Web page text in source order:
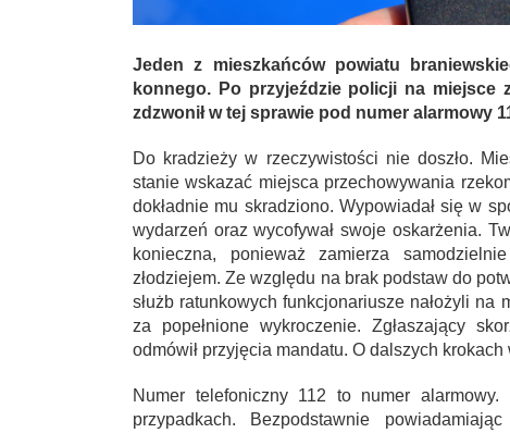
Jeden z mieszkańców powiatu
konnego. Po przyjeździe policji na miejsce
zdzwonił w tej sprawie pod numer alarmowy
Do kradzieży w rzeczywistości nie doszło.
stanie wskazać miejsca przechowywania
dokładnie mu skradziono. Wypowiadał się w
wydarzeń oraz wycofywał swoje oskarżenia.
konieczna, ponieważ zamierza
złodziejem. Ze względu na brak podstaw do
służb ratunkowych funkcjonariusze nałożyli na
za popełnione wykroczenie. Zgłaszający
odmówił przyjęcia mandatu. O dalszych
Numer telefoniczny 112 to numer
przypadkach. Bezpodstawnie